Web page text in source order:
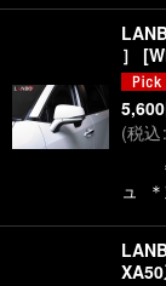
］
[
5,600
(税込:
＊
ュ
XA50